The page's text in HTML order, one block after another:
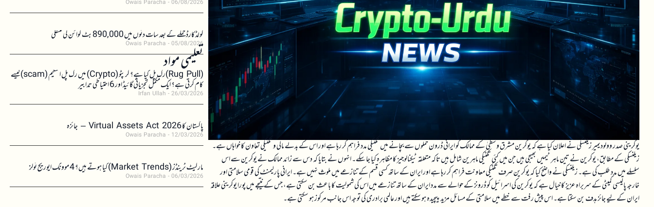
یوکرینی صدر وولودیمیر زیلنسکی نے اعلان کیا ہے کہ یوکرین مشرق وسطیٰ کے ممالک کو ایرانی ڈرون حملوں سے بچانے میں تکنیکی مدد فراہم کر رہا ہے اور اس کے بدلے مالی و تکنیکی تعاون کا خواہاں ہے۔
زیلنسکی کے مطابق، یوکرین نے تین ماہر ٹیمیں بھیجی ہیں جن میں کئی تکنیکی ماہرین شامل ہیں تاکہ متعلقہ ٹیکنالوجیز کا مظاہرہ کیا جا سکے۔ انہوں نے بتایا کہ دس سے زائد ممالک نے یوکرین سے اس
سلسلے میں مدد طلب کی ہے۔ زیلنسکی نے واضح کیا کہ یوکرین صرف تکنیکی معاونت فراہم کر رہا ہے اور ایران کے ساتھ کسی قسم کے تنازعے میں ملوث نہیں ہے۔ ایرانی پارلیمنٹ کی قومی سلامتی اور
خارجہ پالیسی کمیٹی کے سربراہ عزیز کا خیال ہے کہ یوکرین کی اسرائیل کو ڈرونز کے حوالے سے مدد ایران کے ساتھ تنازعے میں اس کی شمولیت کا باعث بن سکتی ہے، جس کے نتیجے میں پورا یوکرینی علاقہ
ایران کے لیے جائز ہدف بن سکتا ہے۔ اس پیش رفت سے خطے میں سلامتی کے مسائل مزید پیچیدہ ہو سکتے ہیں اور عالمی برادری کی توجہ اس جانب مرکوز ہو سکتی ہے۔
Owais Paracha 06/08/2026
کولڈکارڈ حملے کے بعد سات دنوں میں 890,000 بٹ کوائن کی منتقلی
Owais Paracha 05/08/2026
تعلیمی مواد (Rug Pull)رگ پل کیا ہے؟ کرپٹو (Crypto) میں رگ پل اسکیم (scam)کیسے
کام کرتی ہے؟ ایک مکمل تجزیاتی گائیڈ اور 6 احتیاطی تدابیر
Irfan Ullah 26/03/2026
پاکستان کا Virtual Assets Act 2026 – جائزہ
Owais Paracha 12/03/2026
مارکیٹ ٹرینڈز (Market Trends) کیا ہوتے ہیں؟ 4 موونگ ایوریج ٹولز
Owais Paracha 06/03/2026